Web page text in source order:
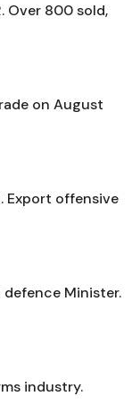
Over 800 sold,
on August
Export offensive
Minister.
industry.